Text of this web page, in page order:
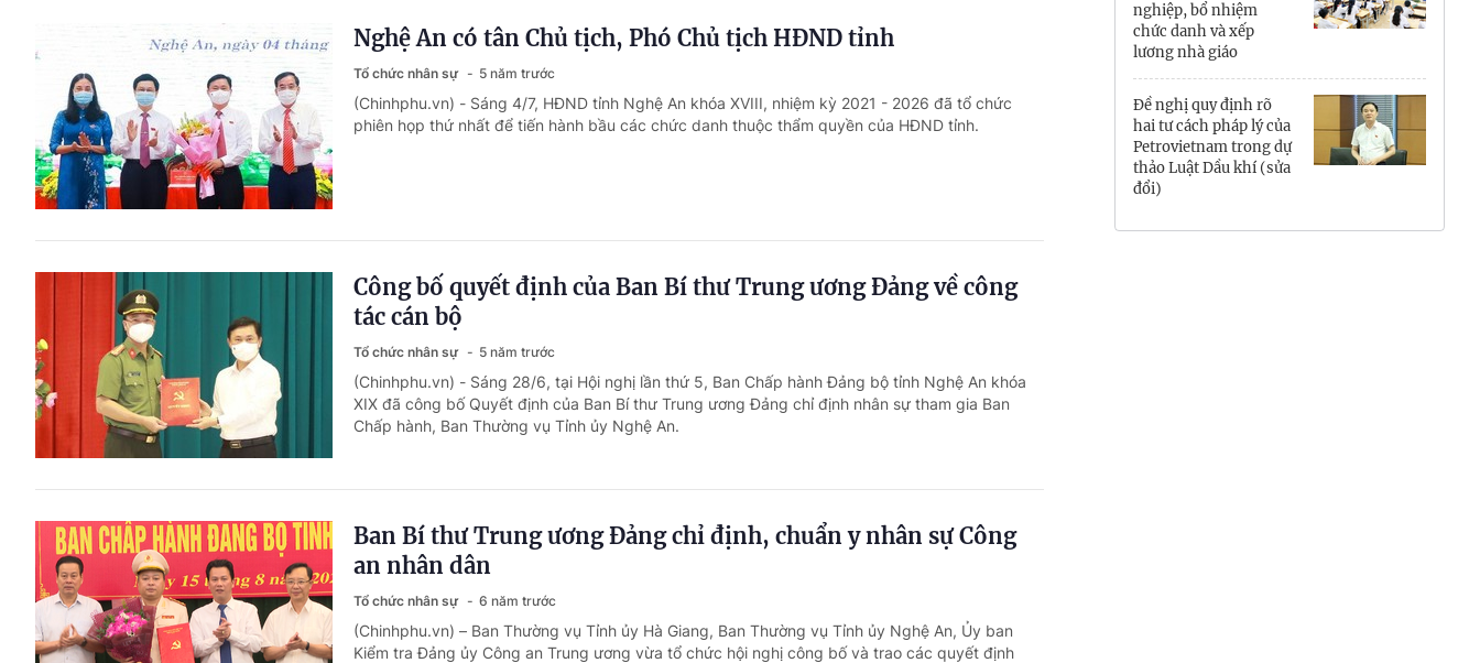
Hồ Chí Minh
Hà Tĩnh
Hưng Yên
Hải Phòng
Nghệ An có tân Chủ tịch, Phó Chủ tịch HĐND tỉnh
Tổ chức nhân sự 5 năm trước
(Chinhphu.vn) - Sáng 4/7, HĐND tỉnh Nghệ An khóa XVIII, nhiệm kỳ 2021 - 2026 đã tổ chức
phiên họp thứ nhất để tiến hành bầu các chức danh thuộc thẩm quyền của HĐND tỉnh.
Công bố quyết định của Ban Bí thư Trung ương Đảng về công
tác cán bộ
Tổ chức nhân sự 5 năm trước
(Chinhphu.vn) - Sáng 28/6, tại Hội nghị lần thứ 5, Ban Chấp hành Đảng bộ tỉnh Nghệ An khóa
XIX đã công bố Quyết định của Ban Bí thư Trung ương Đảng chỉ định nhân sự tham gia Ban
Chấp hành, Ban Thường vụ Tỉnh ủy Nghệ An.
Ban Bí thư Trung ương Đảng chỉ định, chuẩn y nhân sự Công
an nhân dân
Tổ chức nhân sự 6 năm trước
(Chinhphu.vn) – Ban Thường vụ Tỉnh ủy Hà Giang, Ban Thường vụ Tỉnh ủy Nghệ An, Ủy ban
Kiểm tra Đảng ủy Công an Trung ương vừa tổ chức hội nghị công bố và trao các quyết định
nghiệp, bổ nhiệm
chức danh và xếp
lương nhà giáo
Đề nghị quy định rõ
hai tư cách pháp lý của
Petrovietnam trong dự
thảo Luật Dầu khí (sửa
đổi)